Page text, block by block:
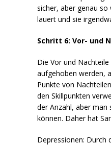
sicher, aber genau
lauert und sie
Schritt 6: Vor- und
Die Vor und
aufgehoben werden,
Punkte von
den Skillpunkten
der Anzahl, aber man
können. Daher hat
Depressionen: Durch